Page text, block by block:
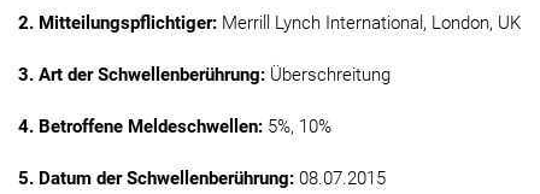
2. Mitteilungspflichtiger: Merrill Lynch International, London, UK
3. Art der Schwellenberührung: Überschreitung
4. Betroffene Meldeschwellen: 5%, 10%
5. Datum der Schwellenberührung: 08.07.2015